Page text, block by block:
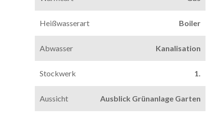
Heißwasserart Boiler
Abwasser
Kanalisation
Stockwerk
1.
Aussicht
Ausblick Grünanlage Garten